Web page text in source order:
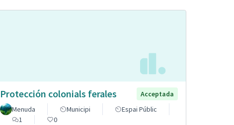
Protección colonials ferales
Acceptada
Menuda
Municipi
Espai Públic
1
0